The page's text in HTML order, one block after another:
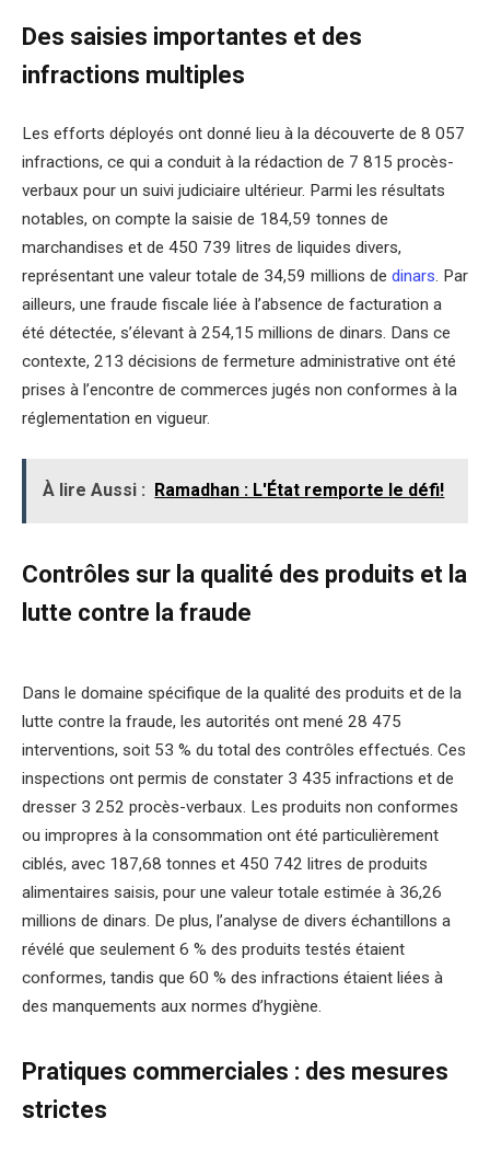
Des saisies importantes et des
infractions multiples
Les efforts déployés ont donné lieu à la découverte de 8 057
infractions, ce qui a conduit à la rédaction de 7 815 procès-
verbaux pour un suivi judiciaire ultérieur. Parmi les résultats
notables, on compte la saisie de 184,59 tonnes de
marchandises et de 450 739 litres de liquides divers,
représentant une valeur totale de 34,59 millions de dinars. Par
ailleurs, une fraude fiscale liée à l’absence de facturation a
été détectée, s’élevant à 254,15 millions de dinars. Dans ce
contexte, 213 décisions de fermeture administrative ont été
prises à l’encontre de commerces jugés non conformes à la
réglementation en vigueur.
À lire Aussi : Ramadhan : L'État remporte le défi!
Contrôles sur la qualité des produits et la
lutte contre la fraude
Dans le domaine spécifique de la qualité des produits et de la
lutte contre la fraude, les autorités ont mené 28 475
interventions, soit 53 % du total des contrôles effectués. Ces
inspections ont permis de constater 3 435 infractions et de
dresser 3 252 procès-verbaux. Les produits non conformes
ou impropres à la consommation ont été particulièrement
ciblés, avec 187,68 tonnes et 450 742 litres de produits
alimentaires saisis, pour une valeur totale estimée à 36,26
millions de dinars. De plus, l’analyse de divers échantillons a
révélé que seulement 6 % des produits testés étaient
conformes, tandis que 60 % des infractions étaient liées à
des manquements aux normes d’hygiène.
Pratiques commerciales : des mesures
strictes